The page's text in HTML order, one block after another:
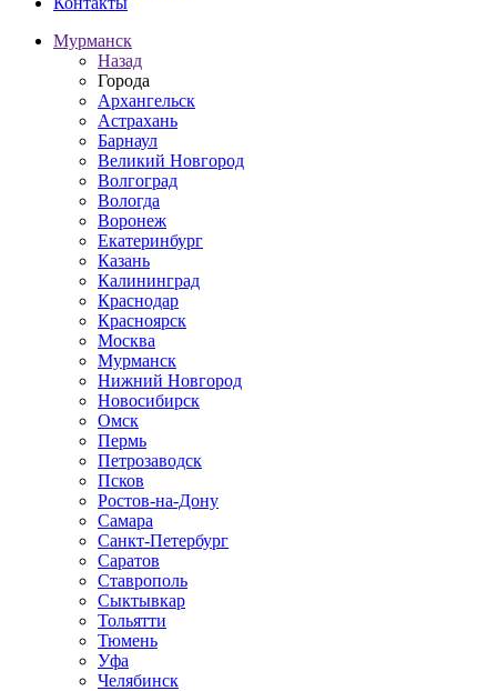
Мурманск
Назад
Города
Архангельск
Астрахань
Барнаул
Великий Новгород
Волгоград
Вологда
Воронеж
Екатеринбург
Казань
Калининград
Краснодар
Красноярск
Москва
Мурманск
Нижний Новгород
Новосибирск
Омск
Пермь
Петрозаводск
Псков
Ростов-на-Дону
Самара
Санкт-Петербург
Саратов
Ставрополь
Сыктывкар
Тольятти
Тюмень
Уфа
Челябинск